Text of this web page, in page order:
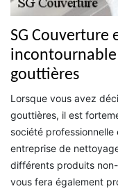
SG Couverture
gouttières
Lorsque vous avez
gouttières, il est
société
entreprise de
différents produits
vous fera également